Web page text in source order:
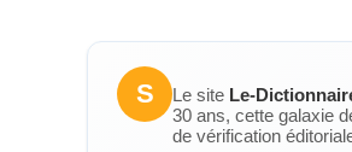
S Le site Le-
30 ans, cette galaxie
de vérification